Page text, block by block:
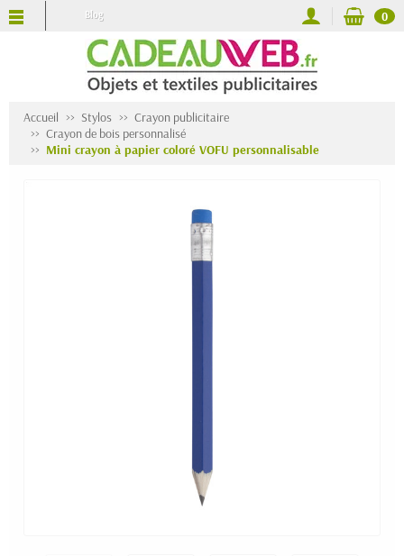
Blog 0
Accueil Stylos
Crayon publicitaire
Crayon de bois personnalisé
Mini crayon à papier coloré VOFU personnalisable